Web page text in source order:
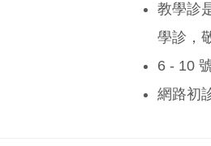
教學診
學診，
6 - 10
網路初